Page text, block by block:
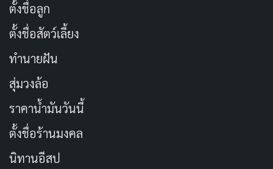
โดยรวมแล้ว ฉันคิดว่าซีรีส์ Miraculous Brothers เป็นซี
รีส์ที่ดีมากและเหมาะสำหรับผู้ชมที่ชื่นชอบซีรีส์
กำลังมองหาซีรีส์ที่สนุกสนานและน่าติดตาม
User Rating:
ตั้งชื่อลูก
ตั้งชื่อสัตว์เลี้ยง
ทำนายฝัน
สุ่มวงล้อ
ราคาน้ำมันวันนี้
ตั้งชื่อร้านมงคล
นิทานอีสป